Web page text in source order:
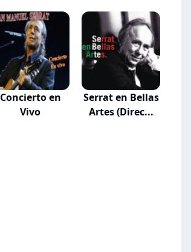
Concierto en
Vivo
Serrat en Bellas
Artes (Direc...